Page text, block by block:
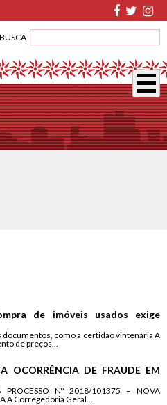
ASSOCIE-SE
GUIA DE
BUSCA
de imóveis usados exige
como a certidão vintenária A
de preços...
OCORRÊNCIA DE FRAUDE EM
Nº 2018/101375 – NOVA
A Corregedoria Geral...